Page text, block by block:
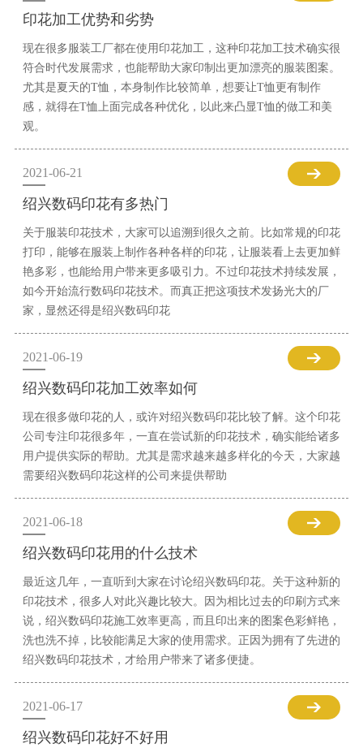
印花加工优势和劣势
现在很多服装工厂都在使用印花加工，这种印花加工技术确实很
符合时代发展需求，也能帮助大家印制出更加漂亮的服装图案。
尤其是夏天的T恤，本身制作比较简单，想要让T恤更有制作
感，就得在T恤上面完成各种优化，以此来凸显T恤的做工和美
观。
2021-06-21
绍兴数码印花有多热门
关于服装印花技术，大家可以追溯到很久之前。比如常规的印花
打印，能够在服装上制作各种各样的印花，让服装看上去更加鲜
艳多彩，也能给用户带来更多吸引力。不过印花技术持续发展，
如今开始流行数码印花技术。而真正把这项技术发扬光大的厂
家，显然还得是绍兴数码印花
2021-06-19
绍兴数码印花加工效率如何
现在很多做印花的人，或许对绍兴数码印花比较了解。这个印花
公司专注印花很多年，一直在尝试新的印花技术，确实能给诸多
用户提供实际的帮助。尤其是需求越来越多样化的今天，大家越
需要绍兴数码印花这样的公司来提供帮助
2021-06-18
绍兴数码印花用的什么技术
最近这几年，一直听到大家在讨论绍兴数码印花。关于这种新的
印花技术，很多人对此兴趣比较大。因为相比过去的印刷方式来
说，绍兴数码印花施工效率更高，而且印出来的图案色彩鲜艳，
洗也洗不掉，比较能满足大家的使用需求。正因为拥有了先进的
绍兴数码印花技术，才给用户带来了诸多便捷。
2021-06-17
绍兴数码印花好不好用